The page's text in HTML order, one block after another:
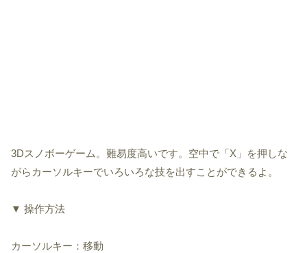
3Dスノボーゲーム。難易度高いです。空中で「X」を押しな
がらカーソルキーでいろいろな技を出すことができるよ。
▼ 操作方法
カーソルキー：移動